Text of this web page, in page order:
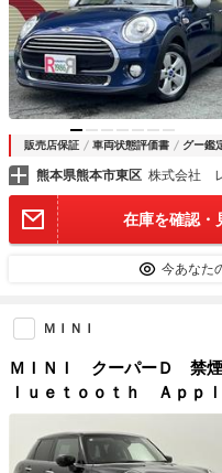
販売店保証 車両状態評価書 グー鑑
熊本県熊本市東区 株式会社
在庫を確認・
今あなた
ＭＩＮＩ
ＭＩＮＩ クーパーＤ 禁
ｌｕｅｔｏｏｔｈ Ａｐｐ
Ｍ） 前席シートヒーター
ッドライト アイドリング